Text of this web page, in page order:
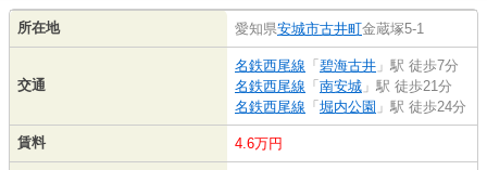
所在地 愛知県安城市古井町金蔵塚5-1
交通
名鉄西尾線 「 碧海古井 」駅 徒歩7分
名鉄西尾線 「 南安城 」駅 徒歩21分
名鉄西尾線 「 堀内公園 」駅 徒歩24分
賃料 4.6万円